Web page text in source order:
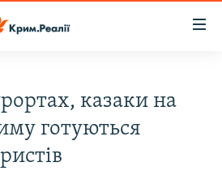
казаки на
готуються